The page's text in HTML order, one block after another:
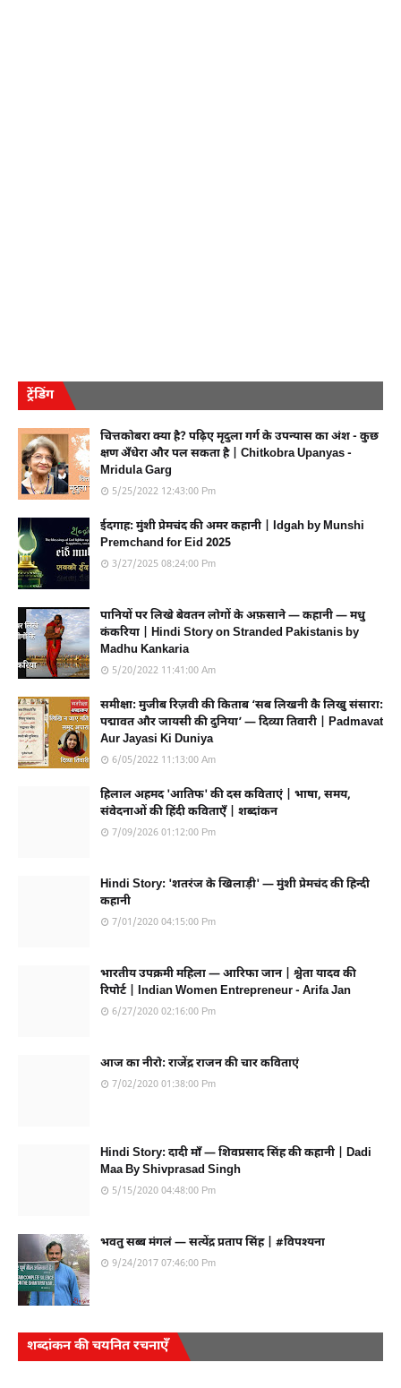
ट्रेंडिंग
चित्तकोबरा क्या है? पढ़िए मृदुला गर्ग के उपन्यास का अंश - कुछ
क्षण अँधेरा और पल सकता है | Chitkobra Upanyas -
Mridula Garg
5/25/2022 12:43:00 Pm
ईदगाह: मुंशी प्रेमचंद की अमर कहानी | Idgah by Munshi
Premchand for Eid 2025
3/27/2025 08:24:00 Pm
पानियों पर लिखे बेवतन लोगों के अफ़साने — कहानी — मधु
कंकरिया | Hindi Story on Stranded Pakistanis by
Madhu Kankaria
5/20/2022 11:41:00 Am
समीक्षा: मुजीब रिज़वी की किताब ‘सब लिखनी कै लिखु संसारा:
पद्मावत और जायसी की दुनिया’ — दिव्या तिवारी | Padmavat
Aur Jayasi Ki Duniya
6/05/2022 11:13:00 Am
हिलाल अहमद 'आतिफ' की दस कविताएं | भाषा, समय,
संवेदनाओं की हिंदी कविताएँ | शब्दांकन
7/09/2026 01:12:00 Pm
Hindi Story: 'शतरंज के खिलाड़ी' — मुंशी प्रेमचंद की हिन्दी
कहानी
7/01/2020 04:15:00 Pm
भारतीय उपक्रमी महिला — आरिफा जान | श्वेता यादव की
रिपोर्ट | Indian Women Entrepreneur - Arifa Jan
6/27/2020 02:16:00 Pm
आज का नीरो: राजेंद्र राजन की चार कविताएं
7/02/2020 01:38:00 Pm
Hindi Story: दादी माँ — शिवप्रसाद सिंह की कहानी | Dadi
Maa By Shivprasad Singh
5/15/2020 04:48:00 Pm
भवतु सब्ब मंगलं — सत्येंद्र प्रताप सिंह | #विपश्यना
9/24/2017 07:46:00 Pm
शब्दांकन की चयनित रचनाएँ